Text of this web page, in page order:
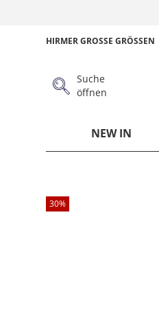
HIRMER GROSSE GRÖSSEN
Suche
öffnen
NEW IN
30%